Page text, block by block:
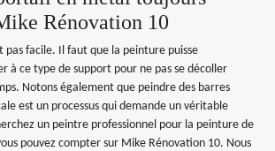
Rénovation 10
pas facile. Il faut que la peinture puisse
à ce type de support pour ne pas se décoller
Notons également que peindre des barres
est un processus qui demande un véritable
un peintre professionnel pour la peinture de
pouvez compter sur Mike Rénovation 10. Nous